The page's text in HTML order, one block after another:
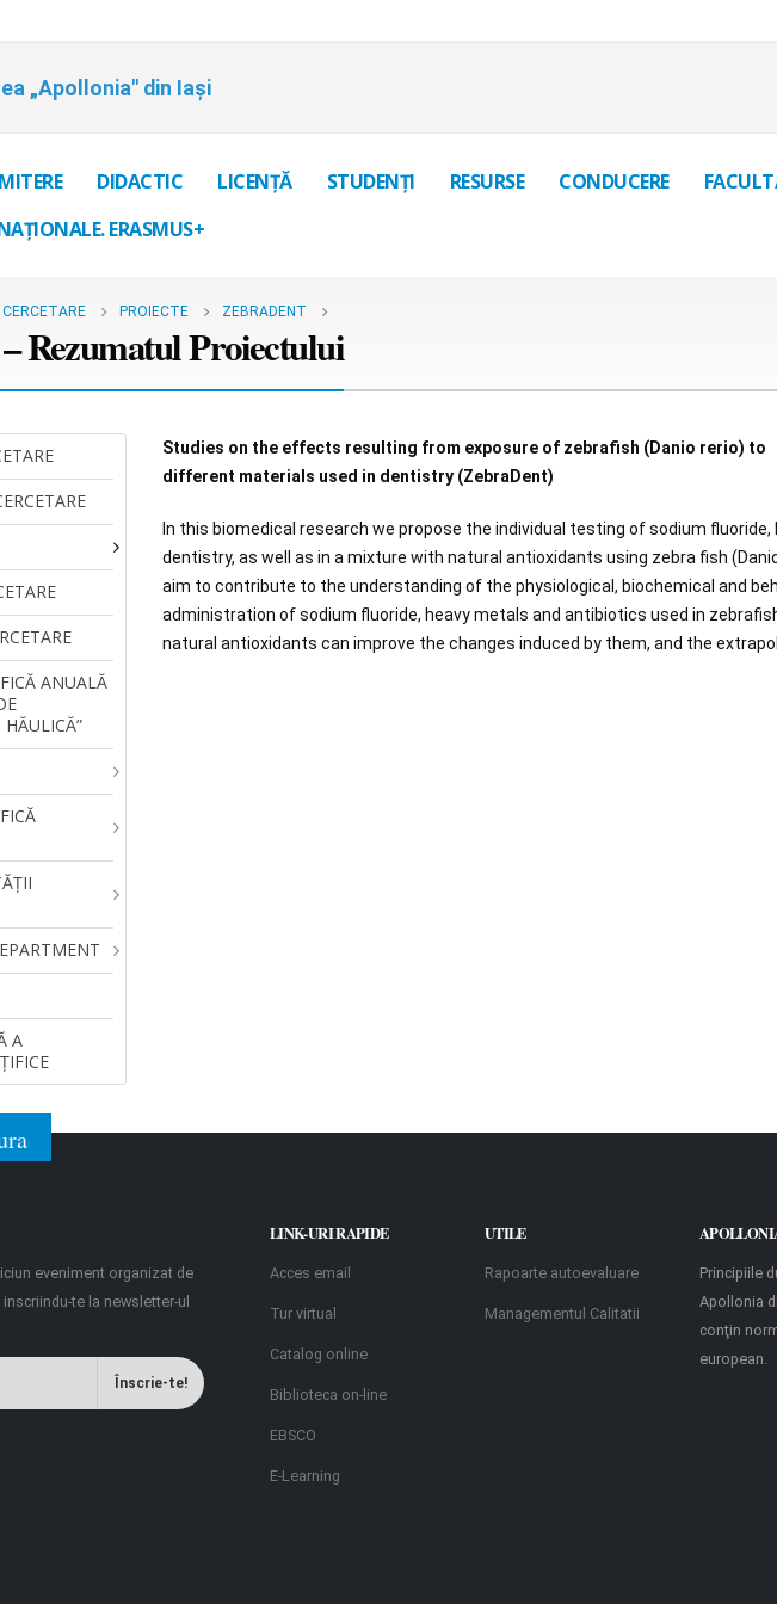
„Apollonia" din Iași
DIDACTIC LICENȚĂ STUDENȚI RESURSE CONDUCERE
ERASMUS+
PROIECTE ZEBRADENT
Rezumatul Proiectului
ANUALĂ
HĂULICĂ”
A
Studies on the effects resulting from exposure of zebrafish (Danio rerio) to
different materials used in dentistry (ZebraDent)
In this biomedical research we propose the individual testing of sodium
dentistry, as well as in a mixture with natural antioxidants using zebra fish
aim to contribute to the understanding of the physiological, biochemical and
administration of sodium fluoride, heavy metals and antibiotics used in
natural antioxidants can improve the changes induced by them, and the
eveniment organizat de
te la newsletter-ul
LINK-URI RAPIDE
Acces email
Tur virtual
Catalog online
Biblioteca on-line
EBSCO
E-Learning
UTILE
Rapoarte autoevaluare
Managementul Calitatii
Principiile
Apollonia
conţin
european.